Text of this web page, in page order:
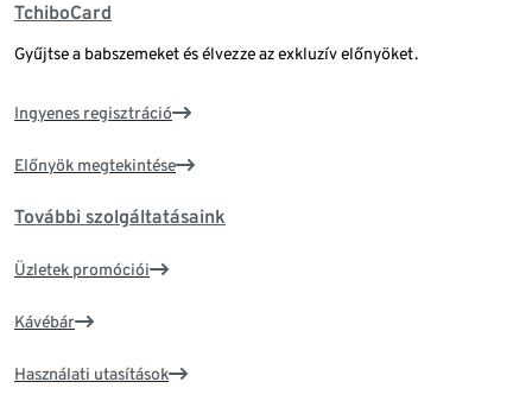
TchiboCard
Gyűjtse a babszemeket és élvezze az exkluzív előnyöket.
Ingyenes regisztráció
Előnyök megtekintése
További szolgáltatásaink
Üzletek promóciói
Kávébár
Használati utasítások